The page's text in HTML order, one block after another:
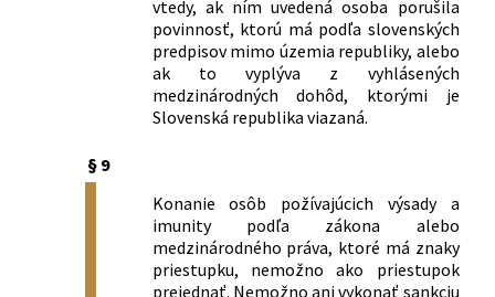
Zb. o priestupkoch v znení neskorších
predpisov (vodný zákon)
533/2004 Z. z.
Zákon, ktorým sa mení a dopĺňa zákon
Slovenskej národnej rady č. 51/1988 Zb.
o banskej činnosti, výbušninách a o
doplnení niektorých zákonov
656/2004 Z. z.
Zákon o energetike a o zmene
niektorých zákonov
570/2005 Z. z.
Zákon o brannej povinnosti a o zmene
a doplnení niektorých zákonov
vtedy, ak ním uvedená osoba porušila
povinnosť, ktorú má podľa slovenských
predpisov mimo územia republiky, alebo
ak to vyplýva z vyhlásených
medzinárodných dohôd, ktorými je
Slovenská republika viazaná.
§ 9
Konanie osôb požívajúcich výsady a
imunity podľa zákona alebo
medzinárodného práva, ktoré má znaky
priestupku, nemožno ako priestupok
prejednať. Nemožno ani vykonať sankciu